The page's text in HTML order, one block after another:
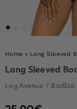
Home » Long Sleeved
Long Sleeved
Leg Avenue / Bodžiai